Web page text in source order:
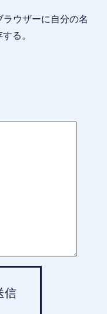
ウザーに自分の名
る。
信